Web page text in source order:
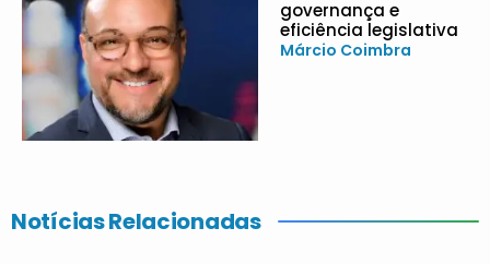
governança e
eficiência legislativa
Márcio Coimbra
Notícias Relacionadas